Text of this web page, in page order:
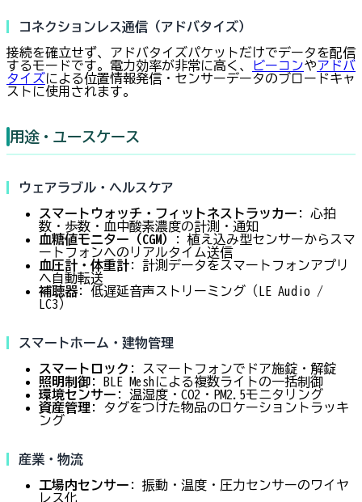
コネクションレス通信（アドバタイズ）
接続を確立せず、アドバタイズパケットだけでデータを配信
するモードです。電力効率が非常に高く、
ビーコンやアドバ
タイズによる位置情報発信・センサーデータのブロードキャ
ストに使用されます。
用途・ユースケース
ウェアラブル・ヘルスケア
スマートウォッチ・フィットネストラッカー : 心拍
数・歩数・血中酸素濃度の計測・通知
血糖値モニター（CGM）
: 植え込み型センサーからスマ
ートフォンへのリアルタイム送信
血圧計・体重計: 計測データをスマートフォンアプリ
へ自動転送
補聴器: 低遅延音声ストリーミング（LE Audio /
LC3）
スマートホーム・建物管理
スマートロック : スマートフォンでドア施錠・解錠
照明制御: BLE Meshによる複数ライトの一括制御
環境センサー : 温湿度・CO2・PM2.5モニタリング
資産管理: タグをつけた物品のロケーショントラッキ
ング
産業・物流
工場内センサー : 振動・温度・圧力センサーのワイヤ
レス化